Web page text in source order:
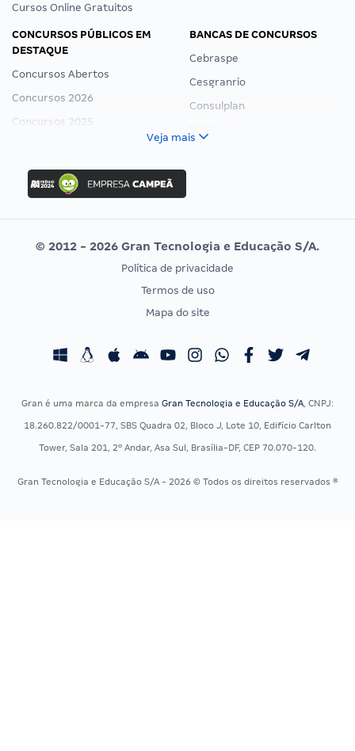
Cursos Online Gratuitos
CONCURSOS PÚBLICOS EM
DESTAQUE
Concursos Abertos
Concursos 2026
Concursos 2025
Concurso Nacional Unificado
Concurso Ibama
Concurso MPU
Editais publicados
BANCAS DE CONCURSOS
Cebraspe
Cesgranrio
Consulplan
Vunesp
CONCURSOS POR PROFISSÃO
Concursos Fiscais
Residência Multiprofissional
EXAME DE ORDEM
Calendário OAB
Veja mais
© 2012 - 2026 Gran Tecnologia e Educação S/A.
Política de privacidade
Termos de uso
Mapa do site
Gran é uma marca da empresa Gran Tecnologia e Educação S/A, CNPJ:
18.260.822/0001-77, SBS Quadra 02, Bloco J, Lote 10, Edifício Carlton
Tower, Sala 201, 2º Andar, Asa Sul, Brasília-DF, CEP 70.070-120.
Gran Tecnologia e Educação S/A - 2026 © Todos os direitos reservados ®